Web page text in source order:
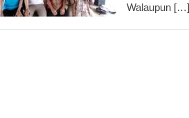
Walaupun […]